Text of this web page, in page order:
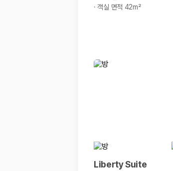
·객실 면적 42m²
Liberty Suite